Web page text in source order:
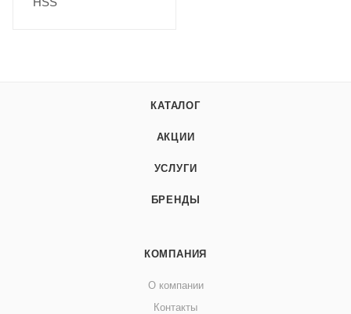
КАТАЛОГ
АКЦИИ
УСЛУГИ
БРЕНДЫ
КОМПАНИЯ
О компании
Контакты